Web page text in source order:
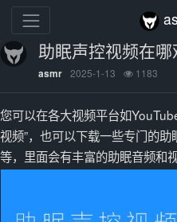
助眠声控视频在
asmr 2025-1-13 1183
您可以在各大视频平台如
视频”，也可以下载一些专门的
等，里面会有丰富的助眠音频和